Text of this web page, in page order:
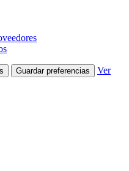
Guardar preferencias
Ver